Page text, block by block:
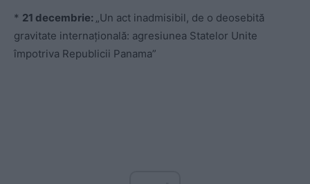
* 21 decembrie: „Un act inadmisibil, de o deosebită
gravitate internaţională: agresiunea Statelor Unite
împotriva Republicii Panama”